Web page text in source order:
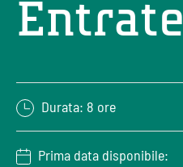
Entrate
Durata: 8 ore
Prima data disponibile: